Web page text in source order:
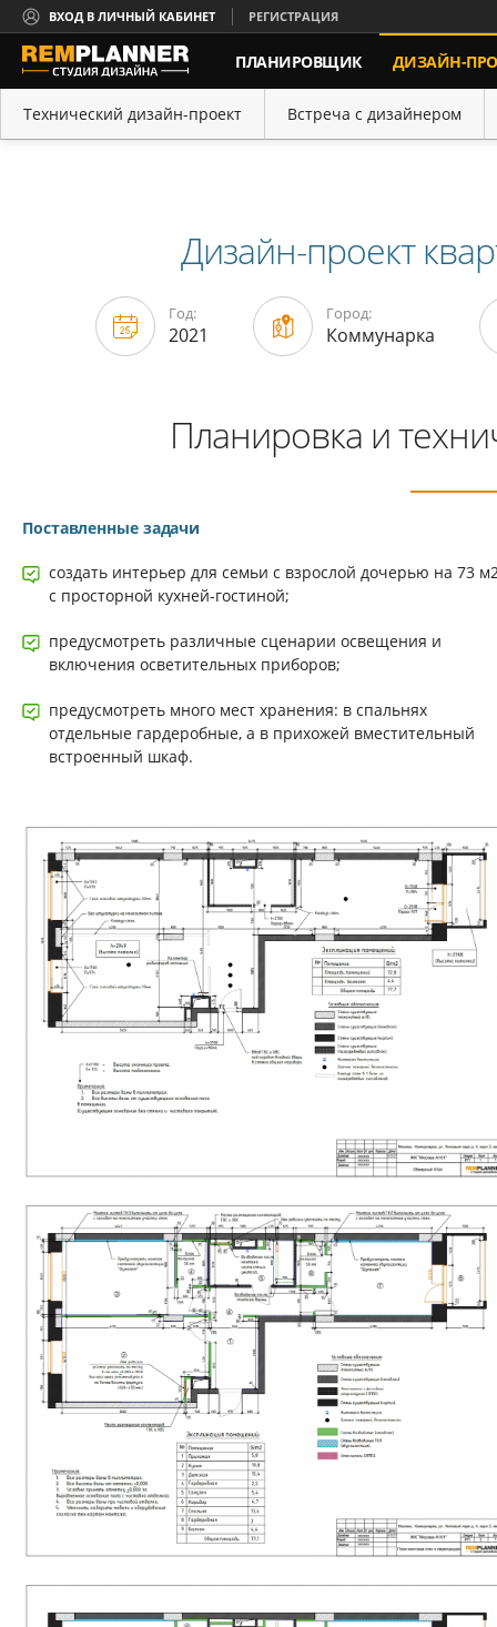
ВХОД В ЛИЧНЫЙ КАБИНЕТ РЕГИСТРАЦИЯ
ПЛАНИРОВЩИК ДИЗАЙН-
КОНТАКТЫ
Технический дизайн-проект Встреча с дизайнером
Дизайн-проект
Год:
2021
Город:
Коммунарка
Планировка и
Поставленные задачи
создать интерьер для семьи с взрослой дочерью на 73
с просторной кухней-гостиной;
предусмотреть различные сценарии освещения и
включения осветительных приборов;
предусмотреть много мест хранения: в спальнях
отдельные гардеробные, а в прихожей вместительный
встроенный шкаф.